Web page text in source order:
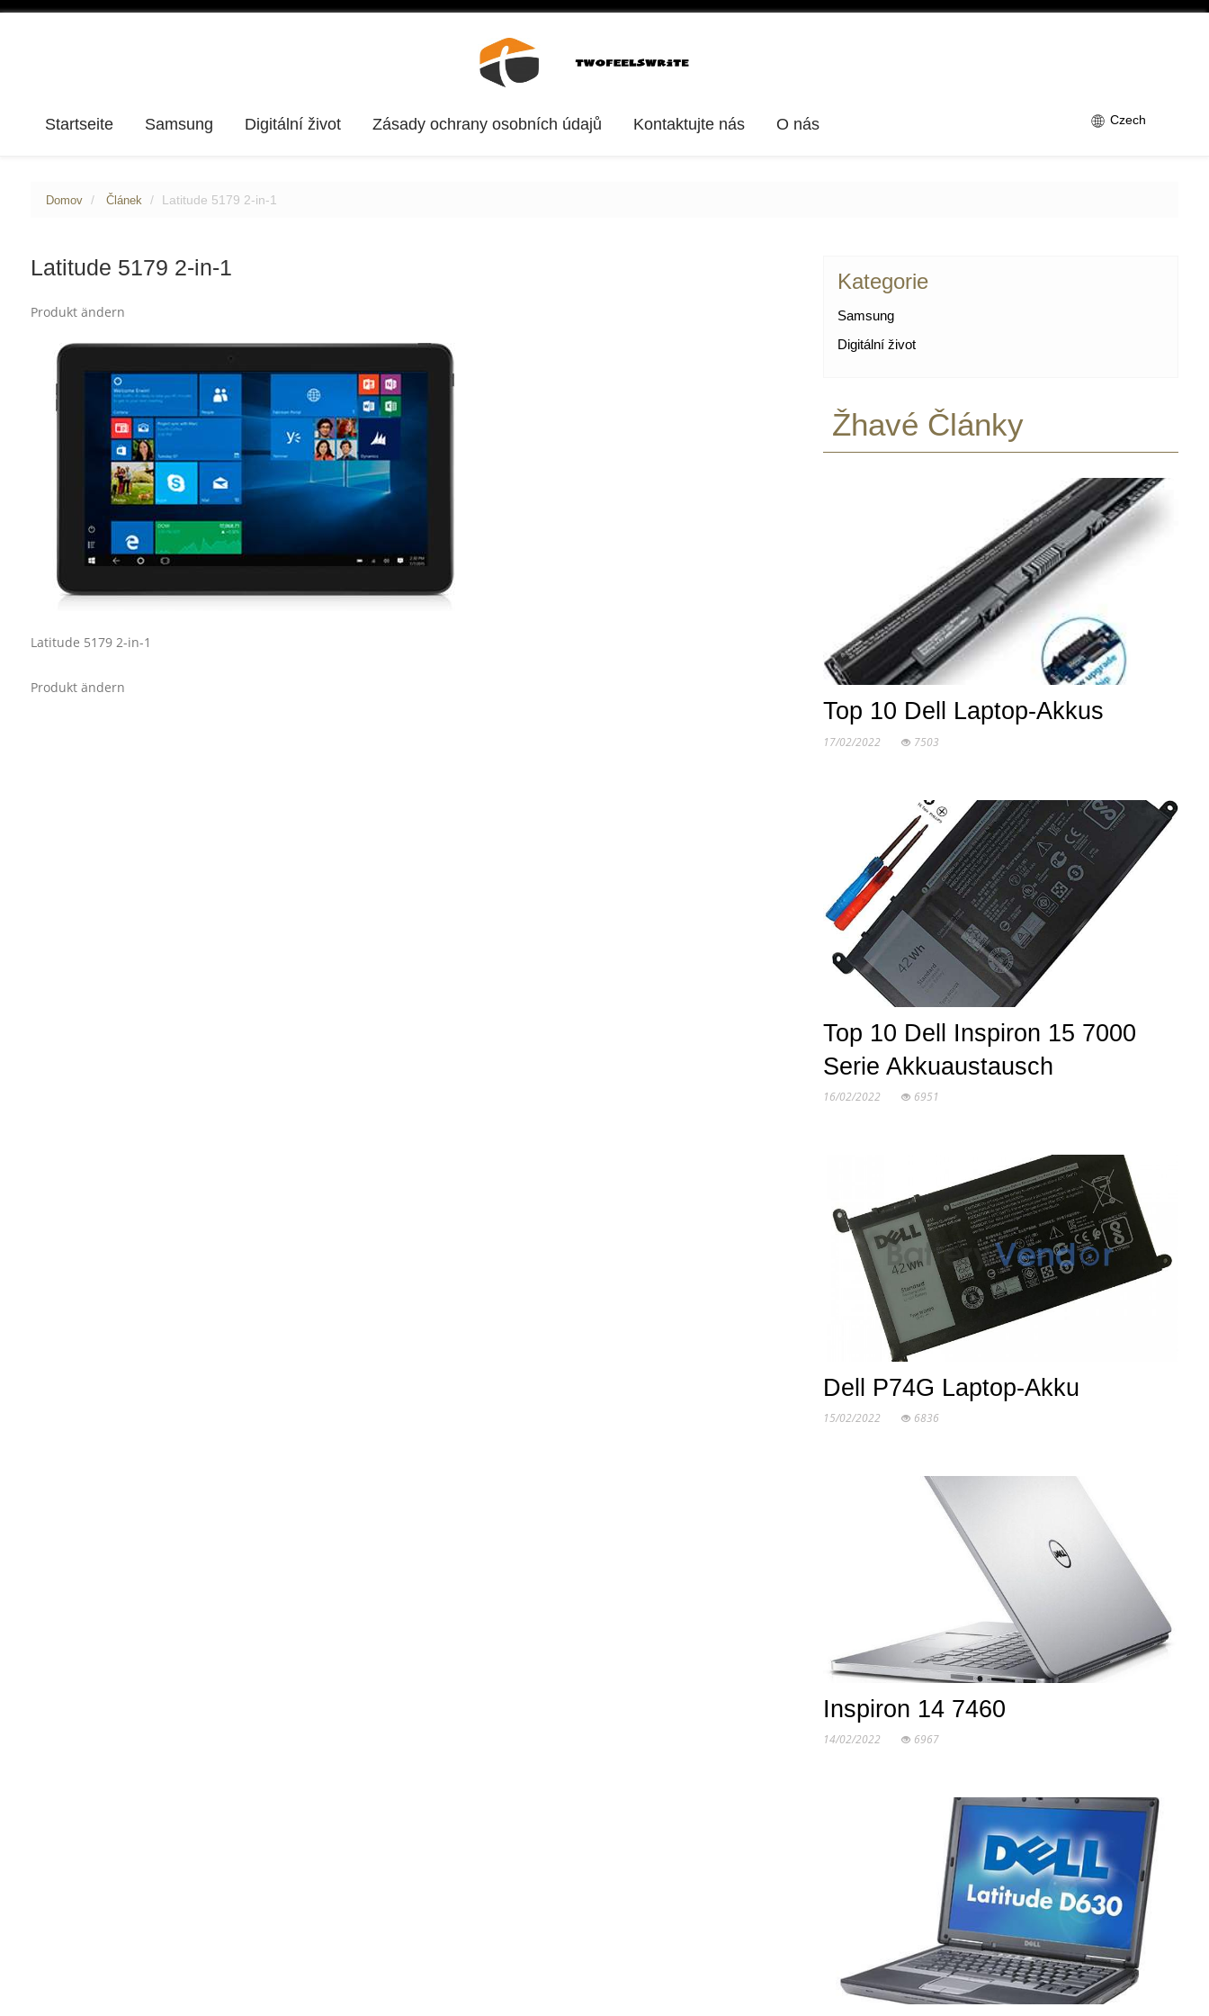
Startseite Samsung Digitální život Zásady ochrany osobních údajů Kontaktujte nás O nás Czech
Domov Článek Latitude 5179 2-in-1
Latitude 5179 2-in-1
Produkt ändern
Latitude 5179 2-in-1
Produkt ändern
Kategorie
Samsung
Digitální život
Žhavé Články
Top 10 Dell Laptop-Akkus
17/02/2022 7503
Top 10 Dell Inspiron 15 7000
Serie Akkuaustausch
16/02/2022 6951
Dell P74G Laptop-Akku
15/02/2022 6836
Inspiron 14 7460
14/02/2022 6967